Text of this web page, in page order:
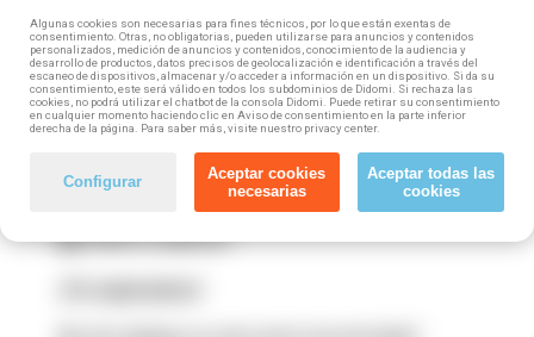
como por cuenta ajena) puedes acceder a esta
formación gratuita, 100% subvencionada. ¿Cómo?
¡Muy fácil! Tan solo tienes que seguir estos
pasos:
1️⃣ Elige tu curso
2️⃣ Rellena el formulario
3️⃣ Fórmate totalmente gratis
4️⃣ Obtén tu diploma
Algunas cookies son necesarias para fines técnicos, por lo que están exentas de
consentimiento. Otras, no obligatorias, pueden utilizarse para anuncios y contenidos
personalizados, medición de anuncios y contenidos, conocimiento de la audiencia y
desarrollo de productos, datos precisos de geolocalización e identificación a través del
escaneo de dispositivos, almacenar y/o acceder a información en un dispositivo. Si da su
consentimiento, este será válido en todos los subdominios de Didomi. Si rechaza las
cookies, no podrá utilizar el chatbot de la consola Didomi. Puede retirar su consentimiento
en cualquier momento haciendo clic en Aviso de consentimiento en la parte inferior
derecha de la página. Para saber más, visite nuestro privacy center.
Configurar
Aceptar cookies
necesarias
Aceptar todas las
cookies